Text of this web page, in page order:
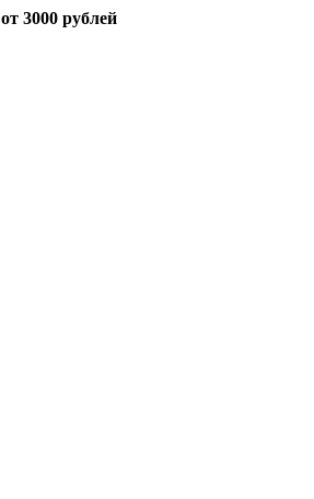
от 3000 рублей